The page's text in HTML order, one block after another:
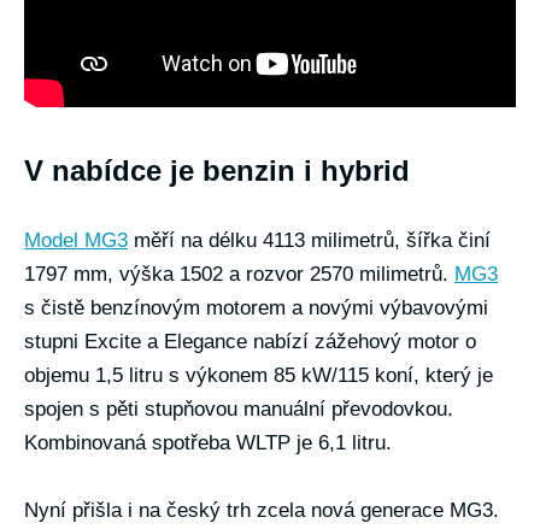
V nabídce je benzin i hybrid
Model MG3 měří na délku 4113 milimetrů, šířka činí
1797 mm, výška 1502 a rozvor 2570 milimetrů. MG3
s čistě benzínovým motorem a novými výbavovými
stupni Excite a Elegance nabízí zážehový motor o
objemu 1,5 litru s výkonem 85 kW/115 koní, který je
spojen s pěti stupňovou manuální převodovkou.
Kombinovaná spotřeba WLTP je 6,1 litru.
Nyní přišla i na český trh zcela nová generace MG3.